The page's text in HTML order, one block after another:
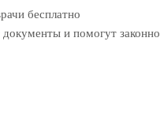
бесплатно
и помогут законно